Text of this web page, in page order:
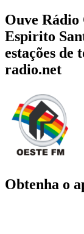
Ouve Rádio
Espirito
estações de
radio.net
Obtenha o